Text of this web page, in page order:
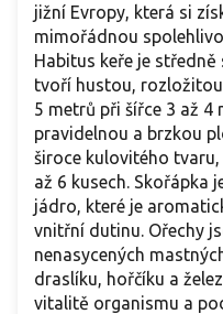
jižní Evropy, která si
mimořádnou
Habitus keře je
tvoří hustou,
5 metrů při šířce 3 až 4
pravidelnou a brzkou
široce kulovitého
až 6 kusech. Skořápka
jádro, které je
vnitřní dutinu. Ořechy
nenasycených
draslíku, hořčíku a
vitalitě organismu a